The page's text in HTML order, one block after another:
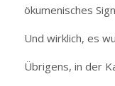
ökumenisches
Und wirklich, es
Übrigens, in der